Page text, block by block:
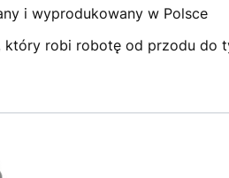
i wyprodukowany w Polsce
który robi robotę od przodu do